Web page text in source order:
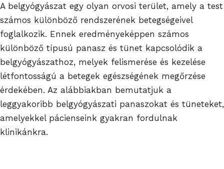
A belgyógyászat egy olyan orvosi terület, amely a test
számos különböző rendszerének betegségeivel
foglalkozik. Ennek eredményeképpen számos
különböző típusú panasz és tünet kapcsolódik a
belgyógyászathoz, melyek felismerése és kezelése
létfontosságú a betegek egészségének megőrzése
érdekében. Az alábbiakban bemutatjuk a
leggyakoribb belgyógyászati panaszokat és tüneteket,
amelyekkel pácienseink gyakran fordulnak
klinikánkra.